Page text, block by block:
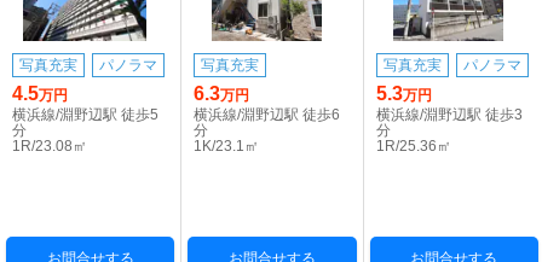
写真充実 パノラマ
4.5万円
横浜線/淵野辺駅 徒歩5
分
1R/23.08㎡
お問合せする
写真充実
6.3万円
横浜線/淵野辺駅 徒歩6
分
1K/23.1㎡
お問合せする
写真充実 パノラマ
5.3万円
横浜線/淵野辺駅 徒歩3
分
1R/25.36㎡
お問合せする